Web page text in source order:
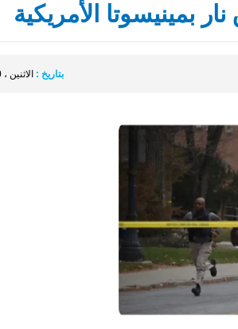
بمينيسوتا الأمريكية
بتاريخ : الاثنين ، 30 ذو الحجة ، 1439 الموافق 10 سبتمبر 2018